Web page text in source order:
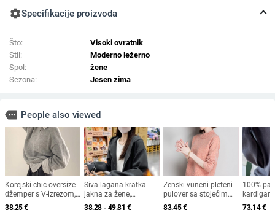
settingsSpecifikacije proizvoda
Što:
Visoki ovratnik
Stil:
Moderno ležerno
Spol:
žene
Sezona:
Jesen zima
more People also viewed
Korejski chic oversize
džemper s V-izrezom,
srednje duljine, topao
ženski gornji dio
38.25€
Siva lagana kratka
jakna za žene,
proljeće-jesen 2026,
novi stil, zgusnuti
38.28 - 49.81 €
Ženski vuneni pleteni
pulover sa stojećim
ovratnikom, ravni kroj,
dugi rukavi
83.45€
100%
kardigan
sive-
ženska
73.14€